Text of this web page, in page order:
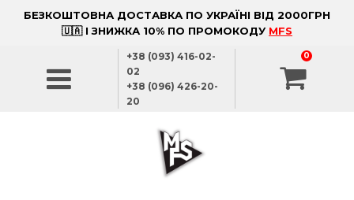
БЕЗКОШТОВНА ДОСТАВКА ПО УКРАЇНІ ВІД 2000ГРН
🇺🇦 І ЗНИЖКА 10% ПО ПРОМОКОДУ MFS
+38 (093) 416-02-
02
+38 (096) 426-20-
20
0